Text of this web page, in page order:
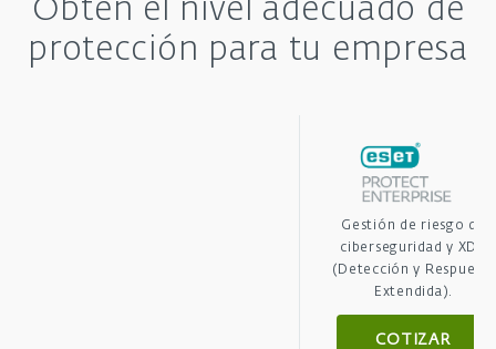
Obtén el nivel adecuado de
protección para tu empresa
Gestión de riesgo de
ciberseguridad y XDR
(Detección y Respuesta
Extendida).
COTIZAR